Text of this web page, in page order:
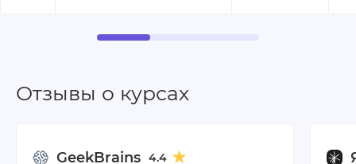
Отзывы о курсах
GeekBrains 4.4